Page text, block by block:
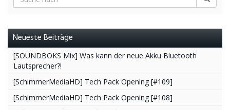
Neueste Beiträge
[SOUNDBOKS Mix] Was kann der neue Akku Bluetooth
Lautsprecher?!
[SchimmerMediaHD] Tech Pack Opening [#109]
[SchimmerMediaHD] Tech Pack Opening [#108]